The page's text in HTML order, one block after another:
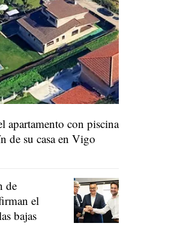
apartamento con piscina
de su casa en Vigo
de
el
bajas